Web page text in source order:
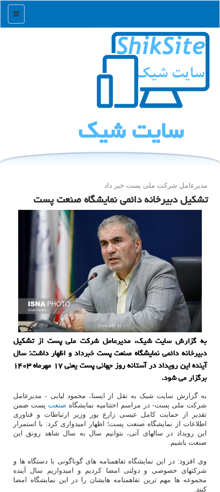
منو
سایت شیك
مدیرعامل شركت ملی پست خبر داد
تشکیل دبیرخانه دائمی نمایشگاه صنعت پست
به گزارش سایت شیک، مدیرعامل شرکت ملی پست از تشکیل
دبیرخانه دائمی نمایشگاه صنعت پست خبرداد و اظهار داشت: سال
آینده این رویداد در آستانه روز جهانی پست یعنی ۱۷ مهرماه ۱۴۰۳
برگزار می شود.
به گزارش سایت شیک به نقل از ایسنا، محمود لیایی - مدیرعامل
شرکت ملی پست- در مراسم اختتامیه نمایشگاه صنعت پست ضمن
تقدیر از حمایت کامل عیسی زارع پور وزیر ارتباطات و فناوری
اطلاعات از نمایشگاه صنعت پست؛ اظهار امیدواری کرد: با استمرار
این رویداد در سالهای آتی، بتوانیم سال به سال شاهد رونق این
صنعت باشیم.
وی افزود: در این نمایشگاه تفاهمنامه های گوناگونی با دستگاه ها و
شرکتهای خصوصی و دولتی امضا کردیم و امیدواریم سال آینده
مجموعه ها مهم ترین تفاهمنامه هایشان را در این نمایشگاه امضا
کنند.